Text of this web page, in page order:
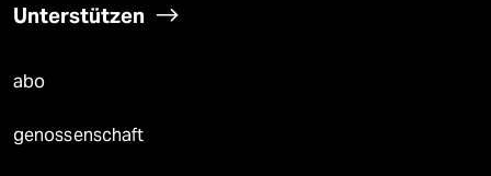
Unterstützen
abo
genossenschaft